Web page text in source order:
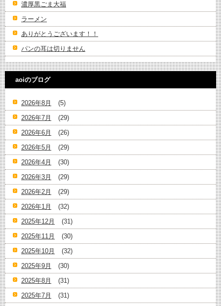
濃厚黒ごま大福
ラーメン
ありがとうございます！！
パンの耳は切りません
aoiのブログ
2026年8月
(5)
2026年7月
(29)
2026年6月
(26)
2026年5月
(29)
2026年4月
(30)
2026年3月
(29)
2026年2月
(29)
2026年1月
(32)
2025年12月
(31)
2025年11月
(30)
2025年10月
(32)
2025年9月
(30)
2025年8月
(31)
2025年7月
(31)